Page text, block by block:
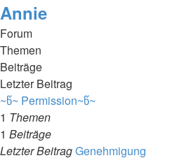
Annie
Forum
Themen
Beiträge
Letzter Beitrag
~წ~ Permission~წ~
1 Themen
1 Beiträge
Letzter BeitragGenehmigung